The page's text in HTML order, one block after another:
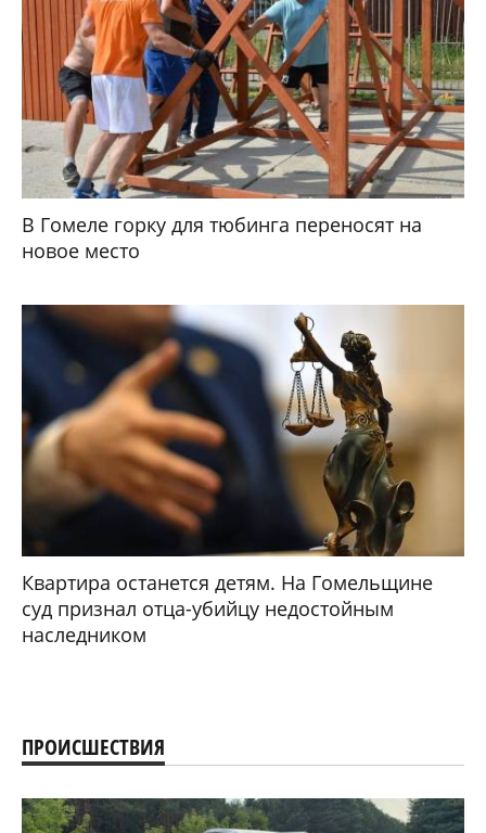
В Гомеле горку для тюбинга переносят на
новое место
Квартира останется детям. На Гомельщине
суд признал отца-убийцу недостойным
наследником
ПРОИСШЕСТВИЯ